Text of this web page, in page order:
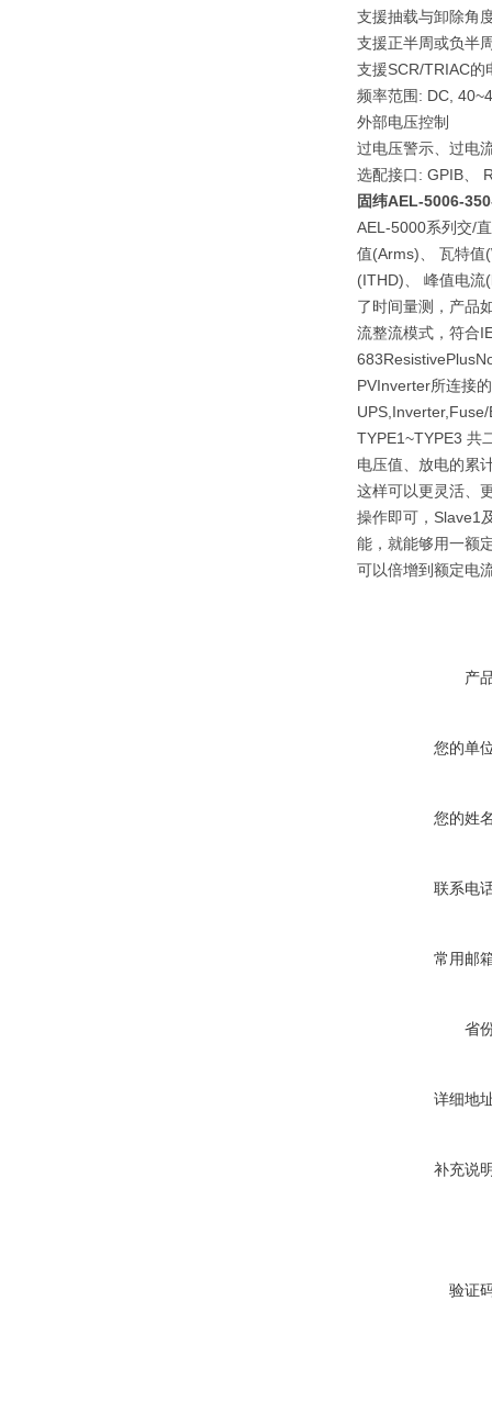
支援抽载与卸除角
支援正半周或负半
支援SCR/TRIAC
频率范围: DC,
外部电压控制
过电压警示、过电
选配接口: GPIB、
固纬AEL-5006-
AEL-5000系列交/
值(Arms)、 瓦特值
(ITHD)、 峰值电流
了时间量测，产品
流整流模式，符合
PVInverter所连接
TYPE1~TYPE3 共
电压值、放电的累
这样可以更灵活、
操作即可，Slave1
能，就能够用一额
可以倍增到额定电
产
您的单
您的姓
联系电
常用邮
省
详细地
补充说
验证